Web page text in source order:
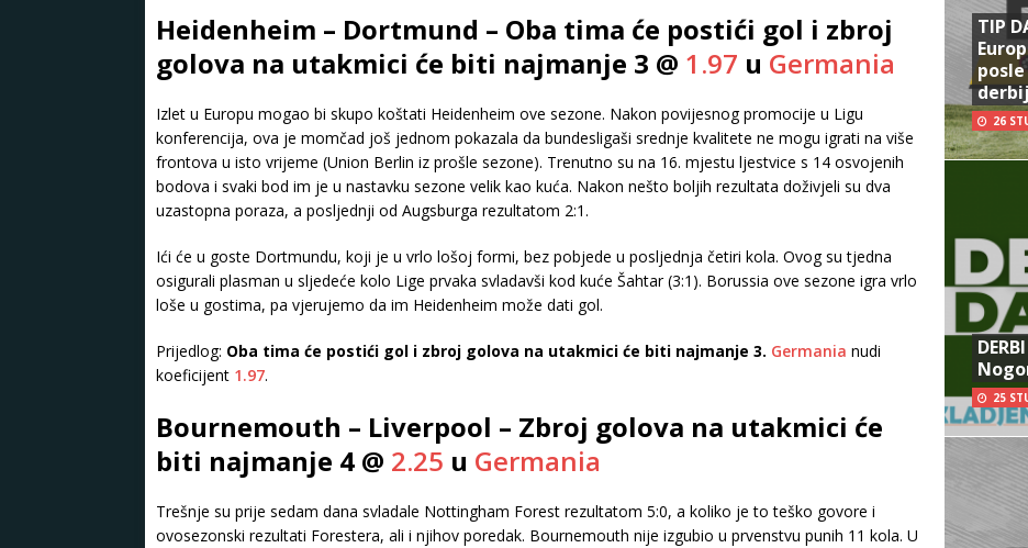
Heidenheim – Dortmund – Oba tima će postići gol i zbroj
golova na utakmici će biti najmanje 3 @ 1.97 u Germania
Izlet u Europu mogao bi skupo koštati Heidenheim ove sezone. Nakon povijesnog promocije u Ligu
konferencija, ova je momčad još jednom pokazala da bundesligaši srednje kvalitete ne mogu igrati na više
frontova u isto vrijeme (Union Berlin iz prošle sezone). Trenutno su na 16. mjestu ljestvice s 14 osvojenih
bodova i svaki bod im je u nastavku sezone velik kao kuća. Nakon nešto boljih rezultata doživjeli su dva
uzastopna poraza, a posljednji od Augsburga rezultatom 2:1.
Ići će u goste Dortmundu, koji je u vrlo lošoj formi, bez pobjede u posljednja četiri kola. Ovog su tjedna
osigurali plasman u sljedeće kolo Lige prvaka svladavši kod kuće Šahtar (3:1). Borussia ove sezone igra vrlo
loše u gostima, pa vjerujemo da im Heidenheim može dati gol.
Prijedlog: Oba tima će postići gol i zbroj golova na utakmici će biti najmanje 3. Germania nudi
koeficijent 1.97.
Bournemouth – Liverpool – Zbroj golova na utakmici će
biti najmanje 4 @ 2.25 u Germania
Trešnje su prije sedam dana svladale Nottingham Forest rezultatom 5:0, a koliko je to teško govore i
ovosezonski rezultati Forestera, ali i njihov poredak. Bournemouth nije izgubio u prvenstvu punih 11 kola. U
TIP
26
25